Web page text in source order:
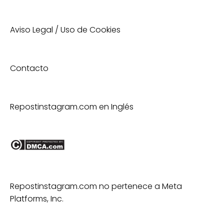
Aviso Legal / Uso de Cookies
Contacto
Repostinstagram.com en Inglés
Repostinstagram.com no pertenece a Meta
Platforms, Inc.